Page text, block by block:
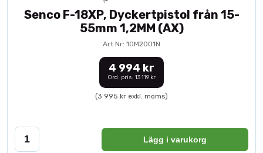
Senco F-18XP, Dyckertpistol från 15-
55mm 1,2MM (AX)
Art.Nr: 10M2001N
4 994 kr
Ord. pris: 13 119 kr
(3 995 kr exkl. moms)
Lägg i varukorg